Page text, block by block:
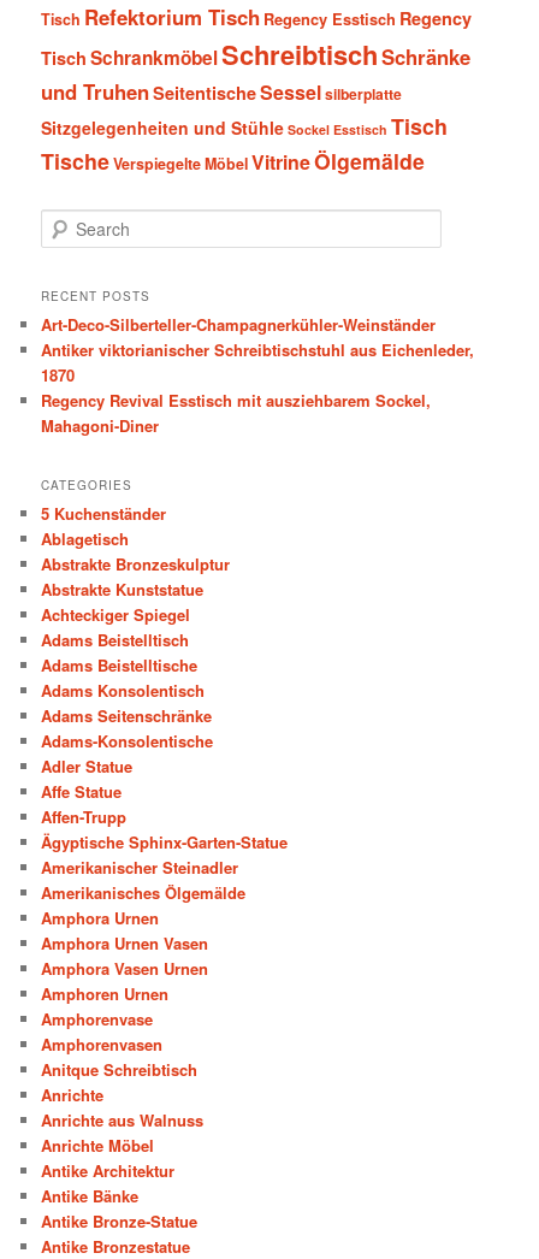
Tisch Refektorium Tisch Regency Esstisch Regency
Tisch SchrankmöbelSchreibtischSchränke
und TruhenSeitentischeSesselsilberplatte
Sitzgelegenheiten und Stühle Sockel Esstisch Tisch
TischeVerspiegelte MöbelVitrineÖlgemälde
e
r
h
RECENT POSTS
Art-Deco-Silberteller-Champagnerkühler-Weinständer
Antiker viktorianischer Schreibtischstuhl aus Eichenleder,
1870
Regency Revival Esstisch mit ausziehbarem Sockel,
Mahagoni-Diner
CATEGORIES
5 Kuchenständer
Ablagetisch
Abstrakte Bronzeskulptur
Abstrakte Kunststatue
Achteckiger Spiegel
Adams Beistelltisch
Adams Beistelltische
Adams Konsolentisch
Adams Seitenschränke
Adams-Konsolentische
Adler Statue
Affe Statue
Affen-Trupp
Ägyptische Sphinx-Garten-Statue
Amerikanischer Steinadler
Amerikanisches Ölgemälde
Amphora Urnen
Amphora Urnen Vasen
Amphora Vasen Urnen
Amphoren Urnen
Amphorenvase
Amphorenvasen
Anitque Schreibtisch
Anrichte
Anrichte aus Walnuss
Anrichte Möbel
Antike Architektur
Antike Bänke
Antike Bronze-Statue
Antike Bronzestatue